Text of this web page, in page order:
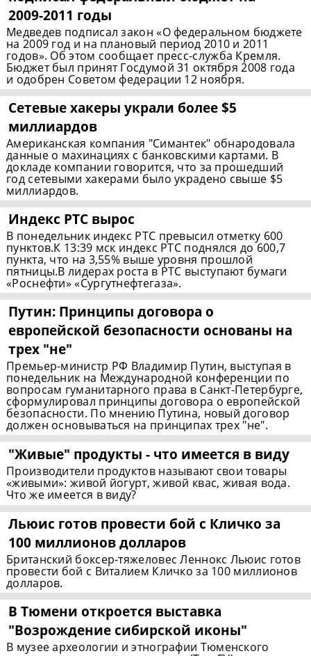
2009-2011 годы
Медведев подписал закон «О федеральном бюджете
на 2009 год и на плановый период 2010 и 2011
годов». Об этом сообщает пресс-служба Кремля.
Бюджет был принят Госдумой 31 октября 2008 года
и одобрен Советом федерации 12 ноября.
Сетевые хакеры украли более $5
миллиардов
Американская компания "Симантек" обнародовала
данные о махинациях с банковскими картами. В
докладе компании говорится, что за прошедший
год сетевыми хакерами было украдено свыше $5
миллиардов.
Индекс РТС вырос
В понедельник индекс РТС превысил отметку 600
пунктов.К 13:39 мск индекс РТС поднялся до 600,7
пункта, что на 3,55% выше уровня прошлой
пятницы.В лидерах роста в РТС выступают бумаги
«Роснефти» «Сургутнефтегаза».
Путин: Принципы договора о
европейской безопасности основаны на
трех "не"
Премьер-министр РФ Владимир Путин, выступая в
понедельник на Международной конференции по
вопросам гуманитарного права в Санкт-Петербурге,
сформулировал принципы договора о европейской
безопасности. По мнению Путина, новый договор
должен основываться на принципах трех "не".
"Живые" продукты - что имеется в виду
Производители продуктов называют свои товары
«живыми»: живой йогурт, живой квас, живая вода.
Что же имеется в виду?
Льюис готов провести бой с Кличко за
100 миллионов долларов
Британский боксер-тяжеловес Леннокс Льюис готов
провести бой с Виталием Кличко за 100 миллионов
долларов.
В Тюмени откроется выставка
"Возрождение сибирской иконы"
В музее археологии и этнографии Тюменского